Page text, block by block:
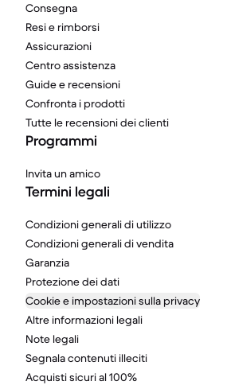
Consegna
Resi e rimborsi
Assicurazioni
Centro assistenza
Guide e recensioni
Confronta i prodotti
Tutte le recensioni dei clienti
Programmi
Invita un amico
Termini legali
Condizioni generali di utilizzo
Condizioni generali di vendita
Garanzia
Protezione dei dati
Cookie e impostazioni sulla privacy
Altre informazioni legali
Note legali
Segnala contenuti illeciti
Acquisti sicuri al 100%